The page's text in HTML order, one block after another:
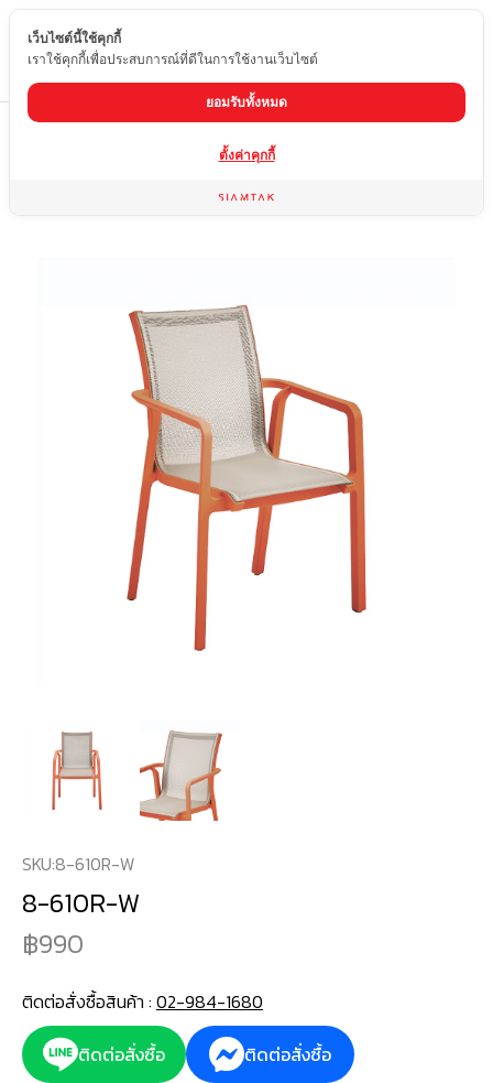
TH
สินค้า เก้าอี้ 8-610R-W
SKU:8-610R-W
8-610R-W
990
ติดต่อสั่งซื้อสินค้า : 02-984-1680
ติดต่อสั่งซื้อ
ติดต่อสั่งซื้อ
เว็บไซต์นี้ใช้คุกกี้
เราใช้คุกกี้เพื่อประสบการณ์ที่ดีในการใช้งานเว็บไซต์
ยอมรับทั้งหมด
ตั้งค่าคุกกี้